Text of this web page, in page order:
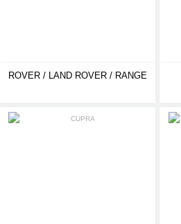
ROVER / LAND ROVER / RANGE